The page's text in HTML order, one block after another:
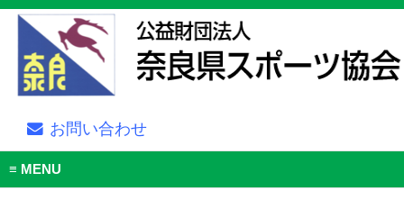
お問い合わせ
MENU